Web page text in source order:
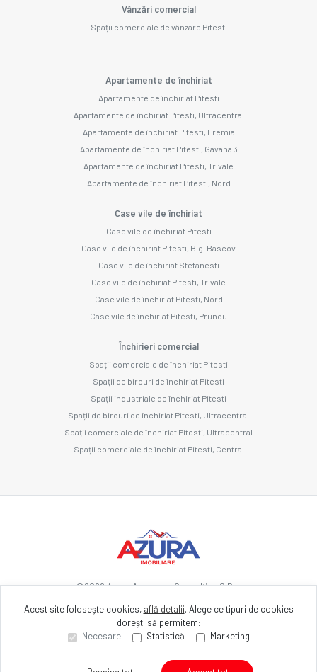
Vânzări comercial
Spații comerciale de vânzare Pitesti
Apartamente de închiriat
Apartamente de închiriat Pitesti
Apartamente de închiriat Pitesti, Ultracentral
Apartamente de închiriat Pitesti, Eremia
Apartamente de închiriat Pitesti, Gavana 3
Apartamente de închiriat Pitesti, Trivale
Apartamente de închiriat Pitesti, Nord
Case vile de închiriat
Case vile de închiriat Pitesti
Case vile de închiriat Pitesti, Big-Bascov
Case vile de închiriat Stefanesti
Case vile de închiriat Pitesti, Trivale
Case vile de închiriat Pitesti, Nord
Case vile de închiriat Pitesti, Prundu
Închirieri comercial
Spații comerciale de închiriat Pitesti
Spații de birouri de închiriat Pitesti
Spații industriale de închiriat Pitesti
Spații de birouri de închiriat Pitesti, Ultracentral
Spații comerciale de închiriat Pitesti, Ultracentral
Spații comerciale de închiriat Pitesti, Central
©2026Azura Advanced Consulting S.R.L.
Site creat în
Acest site folosește cookies, află detalii. Alege ce tipuri de cookies
dorești să permitem:
Necesare
Statistică Marketing